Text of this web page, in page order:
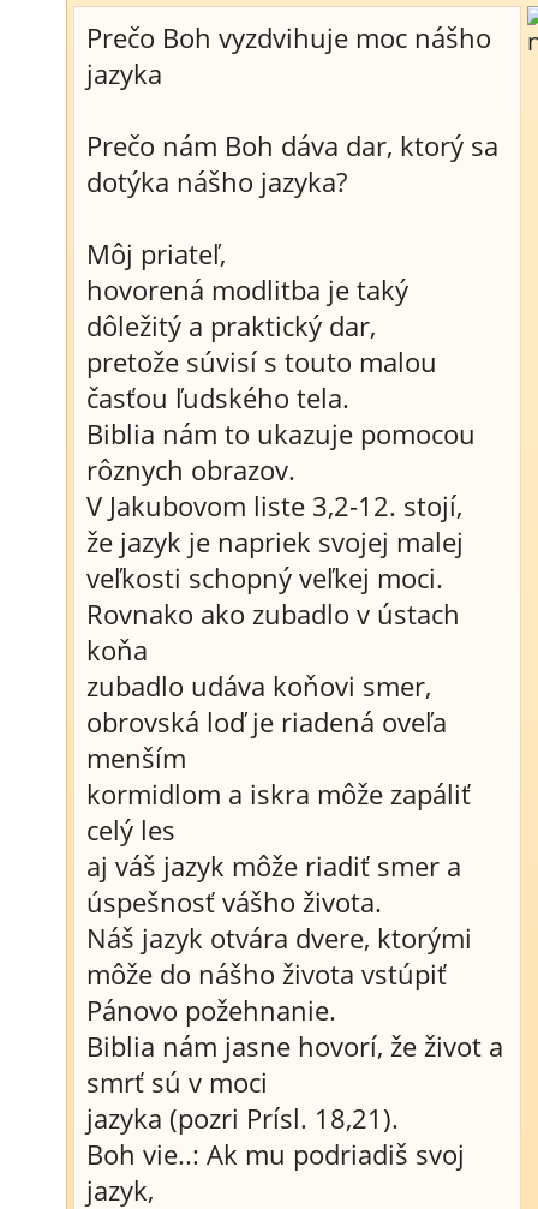
Prečo Boh vyzdvihuje moc nášho
jazyka
Prečo nám Boh dáva dar, ktorý sa
dotýka nášho jazyka?
Môj priateľ,
hovorená modlitba je taký
dôležitý a praktický dar,
pretože súvisí s touto malou
časťou ľudského tela.
Biblia nám to ukazuje pomocou
rôznych obrazov.
V Jakubovom liste 3,2-12. stojí,
že jazyk je napriek svojej malej
veľkosti schopný veľkej moci.
Rovnako ako zubadlo v ústach
koňa
zubadlo udáva koňovi smer,
obrovská loď je riadená oveľa
menším
kormidlom a iskra môže zapáliť
celý les
aj váš jazyk môže riadiť smer a
úspešnosť vášho života.
Náš jazyk otvára dvere, ktorými
môže do nášho života vstúpiť
Pánovo požehnanie.
Biblia nám jasne hovorí, že život a
smrť sú v moci
jazyka (pozri Prísl. 18,21).
Boh vie..: Ak mu podriadiš svoj
jazyk,